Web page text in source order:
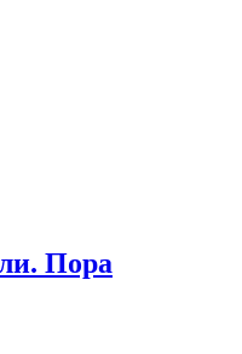
Пора